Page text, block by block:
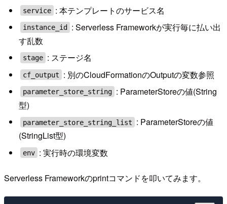
service : 本テンプレートのサービス名
instance_id
: Serverless Frameworkが実行毎に払い出
す乱数
stage : ステージ名
cf_output : 別のCloudFormationのOutputの変数参照
parameter_store_string : ParameterStoreの値(String
型)
parameter_store_string_list
: ParameterStoreの値
(StringList型)
env : 実行時の環境変数
Serverless Frameworkのprintコマンドを叩いてみます。